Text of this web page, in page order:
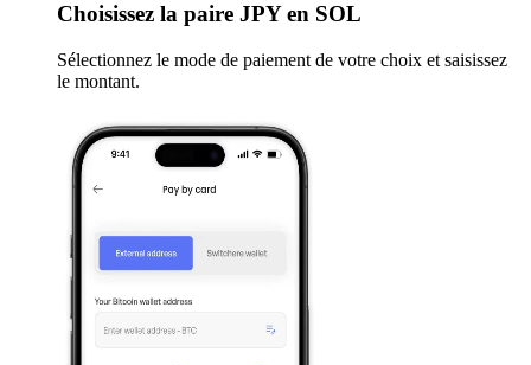
Choisissez la paire JPY en SOL
Sélectionnez le mode de paiement de votre choix et saisissez
le montant.